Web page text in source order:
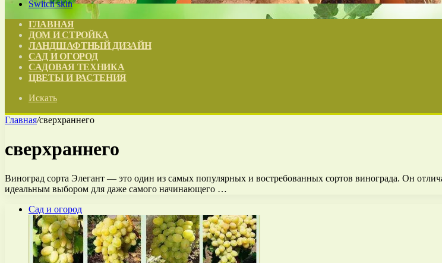
Switch skin
ГЛАВНАЯ
ДОМ И СТРОЙКА
ЛАНДШАФТНЫЙ ДИЗАЙН
САД И ОГОРОД
САДОВАЯ ТЕХНИКА
ЦВЕТЫ И РАСТЕНИЯ
Искать
Главная/сверхраннего
сверхраннего
Виноград сорта Элегант — это один из самых популярных и востребованных сортов винограда. Он
идеальным выбором для даже самого начинающего …
Сад и огород